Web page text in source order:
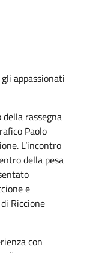
appassionati
rassegna
Paolo
L’incontro
della pesa
e
Riccione
con